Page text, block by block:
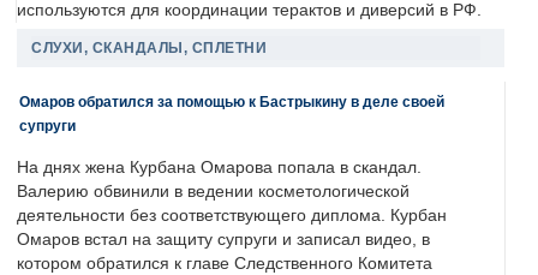
используются для координации терактов и диверсий в РФ.
СЛУХИ, СКАНДАЛЫ, СПЛЕТНИ
Омаров обратился за помощью к Бастрыкину в деле своей
супруги
На днях жена Курбана Омарова попала в скандал.
Валерию обвинили в ведении косметологической
деятельности без соответствующего диплома. Курбан
Омаров встал на защиту супруги и записал видео, в
котором обратился к главе Следственного Комитета